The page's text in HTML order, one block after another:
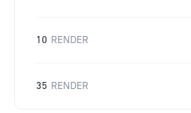
10 RENDER
35 RENDER